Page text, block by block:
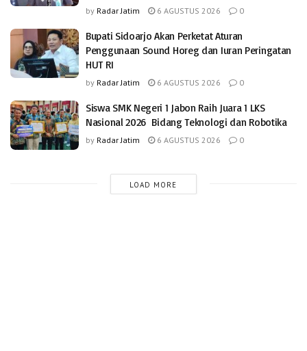
by Radar Jatim 6 AGUSTUS 2026 0
Bupati Sidoarjo Akan Perketat Aturan
Penggunaan Sound Horeg dan Iuran Peringatan
HUT RI
by Radar Jatim 6 AGUSTUS 2026 0
Siswa SMK Negeri 1 Jabon Raih Juara 1 LKS
Nasional 2026 Bidang Teknologi dan Robotika
by Radar Jatim 6 AGUSTUS 2026 0
LOAD MORE